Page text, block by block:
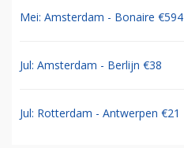
Mei: Amsterdam - Bonaire €594
Jul: Amsterdam - Berlijn €38
Jul: Rotterdam - Antwerpen €21